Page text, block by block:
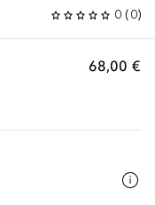
0 (0)
68,00 €